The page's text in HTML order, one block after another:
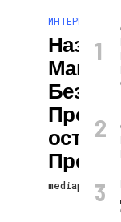
ИНТЕРЕСНОЕ И
Ость
mediapodcast